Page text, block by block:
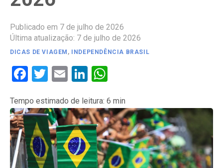
Publicado em 7 de julho de 2026
Última atualização: 7 de julho de 2026
DICAS DE VIAGEM , INDEPENDÊNCIA BRASIL
Facebook
Twitter
EmailLinkedIn
Tempo estimado de leitura: 6 min